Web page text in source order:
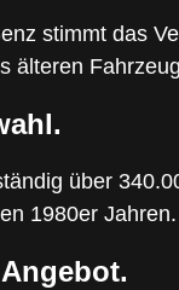
stimmt das
älteren
über
1980er Jahren.